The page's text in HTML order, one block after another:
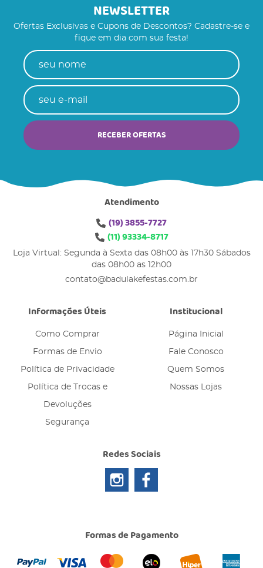
NEWSLETTER
Ofertas Exclusivas e Cupons de Descontos? Cadastre-se e
fique em dia com sua festa!
RECEBER OFERTAS
Atendimento
(19)3855-7727
(11)93334-8717
Loja Virtual: Segunda à Sexta das 08h00 às 17h30 Sábados
das 08h00 as 12h00
contato@badulakefestas.com.br
Informações Úteis
Como Comprar
Formas de Envio
Política de Privacidade
Política de Trocas e
Devoluções
Segurança
Institucional
Página Inicial
Fale Conosco
Quem Somos
Nossas Lojas
Redes Sociais
Formas de Pagamento